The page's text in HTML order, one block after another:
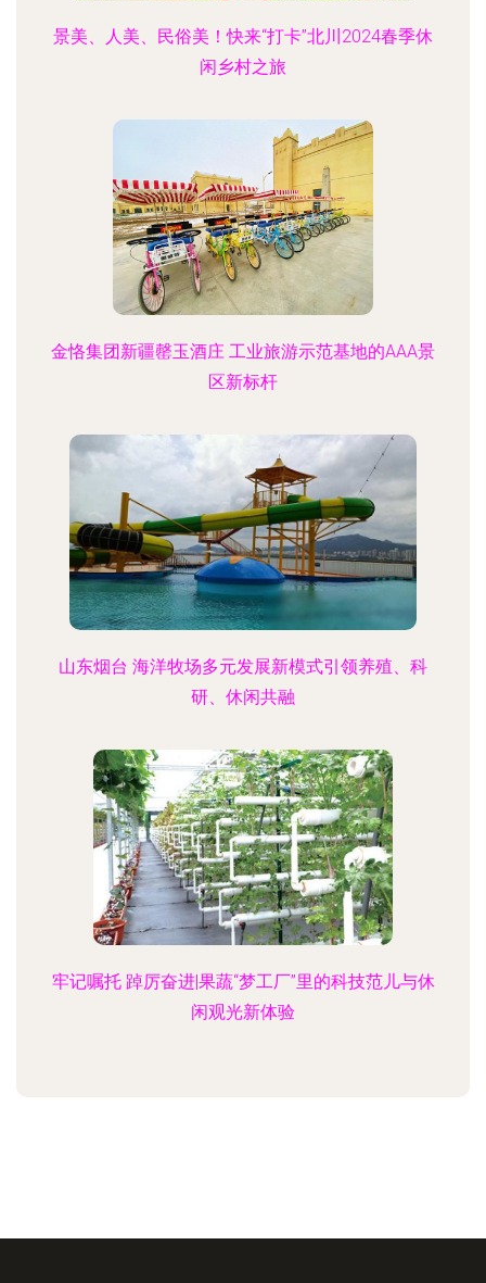
景美、人美、民俗美！快来“打卡”北川2024春季休
闲乡村之旅
金恪集团新疆罄玉酒庄 工业旅游示范基地的AAA景
区新标杆
山东烟台 海洋牧场多元发展新模式引领养殖、科
研、休闲共融
牢记嘱托 踔厉奋进|果蔬“梦工厂”里的科技范儿与休
闲观光新体验